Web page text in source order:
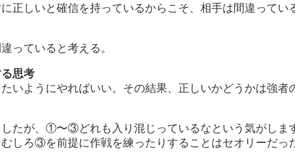
しいと確信を持っているからこそ、相手は間違ってい
っていると考える。
思考
ようにやればいい。その結果、正しいかどうかは強
たが、①〜③どれも入り混じっているなという気がし
しろ③を前提に作戦を練ったりすることはセオリーだっ